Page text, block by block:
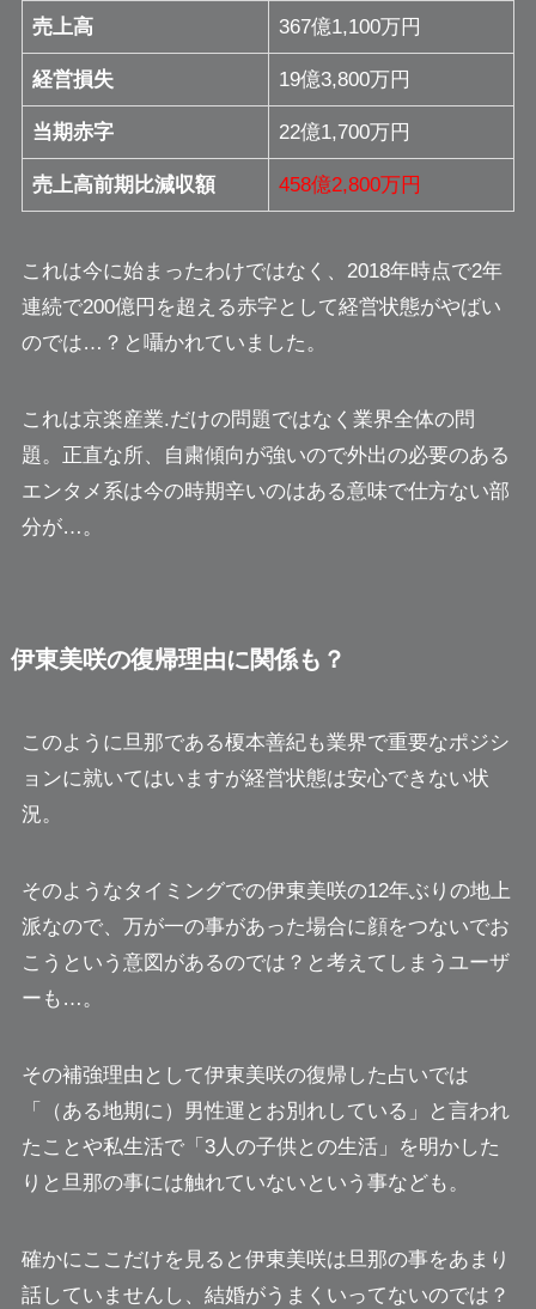
売上高 367億1,100万円
経営損失 19億3,800万円
当期赤字 22億1,700万円
売上高前期比減収額 458億2,800万円
これは今に始まったわけではなく、2018年時点で2年
連続で200億円を超える赤字として経営状態がやばい
のでは…？と囁かれていました。
これは京楽産業.だけの問題ではなく業界全体の問
題。正直な所、自粛傾向が強いので外出の必要のある
エンタメ系は今の時期辛いのはある意味で仕方ない部
分が…。
伊東美咲の復帰理由に関係も？
このように旦那である榎本善紀も業界で重要なポジシ
ョンに就いてはいますが経営状態は安心できない状
況。
そのようなタイミングでの伊東美咲の12年ぶりの地上
派なので、万が一の事があった場合に顔をつないでお
こうという意図があるのでは？と考えてしまうユーザ
ーも…。
その補強理由として伊東美咲の復帰した占いでは
「（ある地期に）男性運とお別れしている」と言われ
たことや私生活で「3人の子供との生活」を明かした
りと旦那の事には触れていない という事なども。
確かにここだけを見ると伊東美咲は旦那の事をあまり
話していませんし、結婚がうまくいってないのでは？